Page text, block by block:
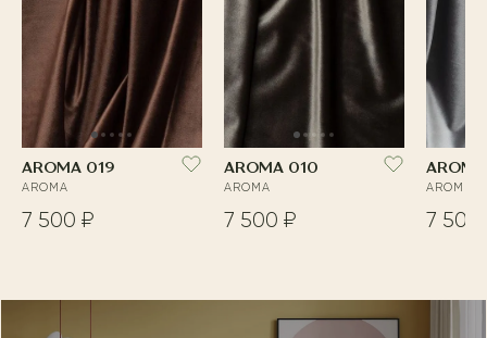
AROMA 019
AROMA
7 500 ₽
AROMA 010
AROMA
7 500 ₽
AROMA
7 500